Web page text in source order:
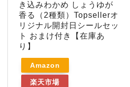
き込みわかめ しょうゆが
香る（2種類）Topsellerオ
リジナル開封日シールセッ
ト おまけ付き【在庫あ
り】
Amazon
楽天市場